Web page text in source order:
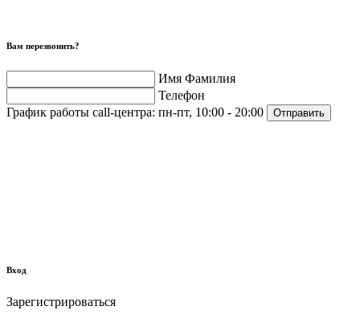
Вам перезвонить?
Имя Фамилия
Телефон
График работы call-центра: пн-пт, 10:00 - 20:00 Отправить
Вход
Зарегистрироваться